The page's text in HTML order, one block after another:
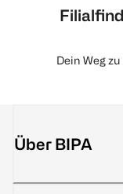
Dein Weg
Über BIPA